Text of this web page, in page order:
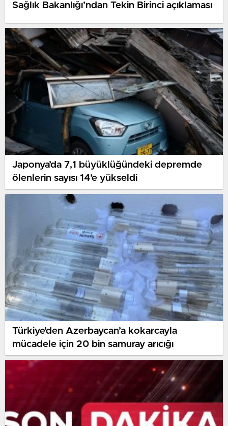
Sağlık Bakanlığı’ndan Tekin Birinci açıklaması
Japonya’da 7,1 büyüklüğündeki depremde
ölenlerin sayısı 14’e yükseldi
Türkiye’den Azerbaycan’a kokarcayla
mücadele için 20 bin samuray arıcığı